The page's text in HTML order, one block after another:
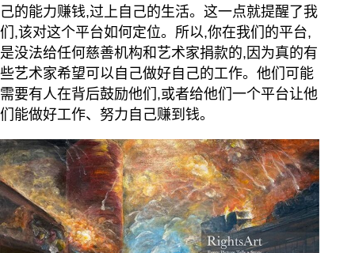
己的能力赚钱,过上自己的生活。这一点就提醒了我
们,该对这个平台如何定位。所以,你在我们的平台,
是没法给任何慈善机构和艺术家捐款的,因为真的有
些艺术家希望可以自己做好自己的工作。他们可能
需要有人在背后鼓励他们,或者给他们一个平台让他
们能做好工作、努力自己赚到钱。